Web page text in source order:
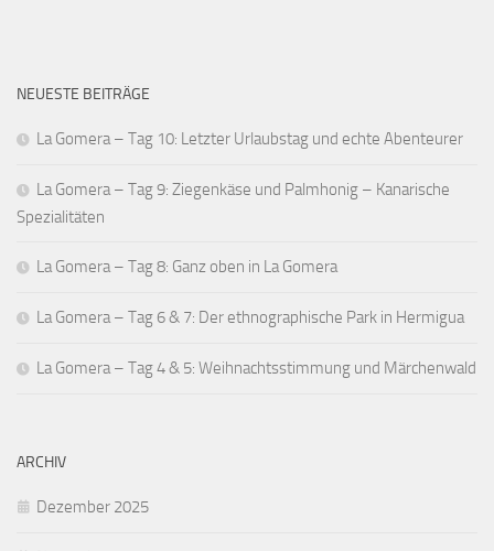
NEUESTE BEITRÄGE
La Gomera – Tag 10: Letzter Urlaubstag und echte Abenteurer
La Gomera – Tag 9: Ziegenkäse und Palmhonig – Kanarische
Spezialitäten
La Gomera – Tag 8: Ganz oben in La Gomera
La Gomera – Tag 6 & 7: Der ethnographische Park in Hermigua
La Gomera – Tag 4 & 5: Weihnachtsstimmung und Märchenwald
ARCHIV
Dezember 2025